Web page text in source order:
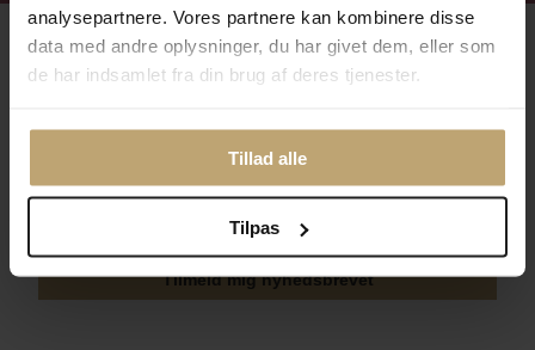
analysepartnere. Vores partnere kan kombinere disse
data med andre oplysninger, du har givet dem, eller som
de har indsamlet fra din brug af deres tjenester.
Tillad alle
Tilpas
Følg med i vores nyhedsbrev
Læs mere her
Tilmeld mig nyhedsbrevet